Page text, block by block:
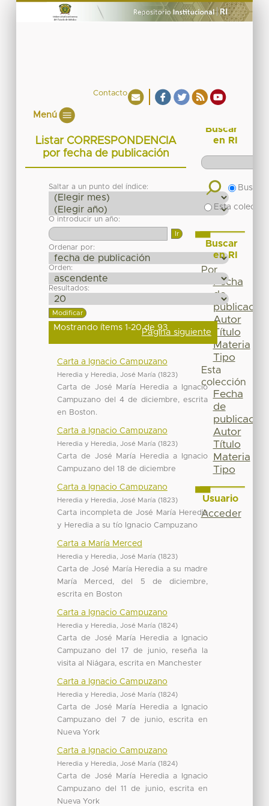
Contacto
Menú
Listar CORRESPONDENCIA
por fecha de publicación
Saltar a un punto del índice:
O introducir un año:
Ordenar por:
Orden:
Resultados:
Mostrando ítems 1-20 de 93Página siguiente
Carta a Ignacio Campuzano
Heredia y Heredia, José María (1823)
Carta de José María Heredia a Ignacio
Campuzano del 4 de diciembre, escrita
en Boston.
Carta a Ignacio Campuzano
Heredia y Heredia, José María (1823)
Carta de José María Heredia a Ignacio
Campuzano del 18 de diciembre
Carta a Ignacio Campuzano
Heredia y Heredia, José María (1823)
Carta incompleta de José María Heredia
y Heredia a su tío Ignacio Campuzano
Carta a María Merced
Heredia y Heredia, José María (1823)
Carta de José María Heredia a su madre
María Merced, del 5 de diciembre,
escrita en Boston
Carta a Ignacio Campuzano
Heredia y Heredia, José María (1824)
Carta de José María Heredia a Ignacio
Campuzano del 17 de junio, reseña la
visita al Niágara, escrita en Manchester
Carta a Ignacio Campuzano
Heredia y Heredia, José María (1824)
Carta de José María Heredia a Ignacio
Campuzano del 7 de junio, escrita en
Nueva York
Carta a Ignacio Campuzano
Heredia y Heredia, José María (1824)
Carta de José María Heredia a Ignacio
Campuzano del 11 de junio, escrita en
Nueva York
Buscar
en RI
Buscar
Esta
Buscar
en RI
Por
Fecha
de
publicación
Autor
Título
Materia
Tipo
Esta
colección
Fecha
de
publicación
Autor
Título
Materia
Tipo
Usuario
Acceder